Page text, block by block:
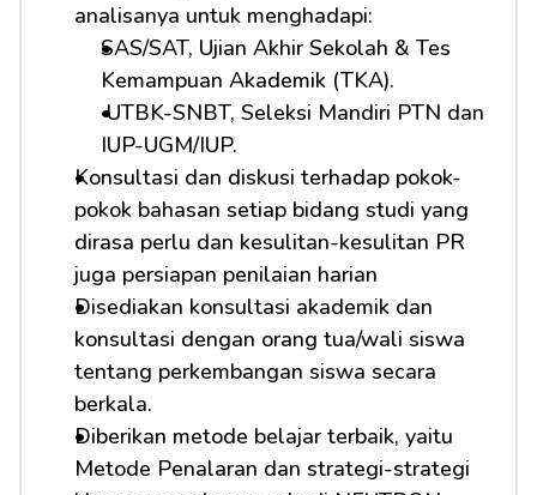
analisanya untuk menghadapi:
SAS/SAT, Ujian Akhir Sekolah & Tes
Kemampuan Akademik (TKA).
UTBK-SNBT, Seleksi Mandiri PTN dan
IUP-UGM/IUP.
Konsultasi dan diskusi terhadap pokok-
pokok bahasan setiap bidang studi yang
dirasa perlu dan kesulitan-kesulitan PR
juga persiapan penilaian harian
Disediakan konsultasi akademik dan
konsultasi dengan orang tua/wali siswa
tentang perkembangan siswa secara
berkala.
Diberikan metode belajar terbaik, yaitu
Metode Penalaran dan strategi-strategi